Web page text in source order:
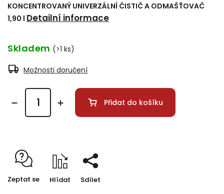
KONCENTROVANÝ UNIVERZÁLNÍ ČISTIČ A ODMAŠŤOVAČ
1,90 l Detailní informace
Skladem (>1 ks)
Možnosti doručení
Přidat do košíku
Zeptat se Hlídat Sdílet